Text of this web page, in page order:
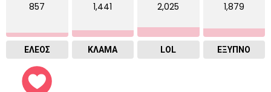
857
ΕΛΕΟΣ
1,441
ΚΛΑΜΑ
2,025
LOL
1,879
ΈΞΥΠΝΟ